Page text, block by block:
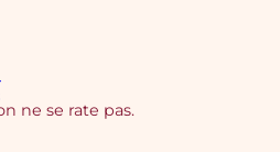
ne se rate pas.